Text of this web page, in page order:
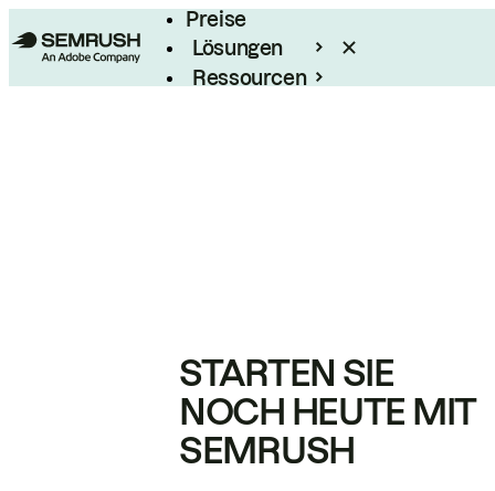
Preise
Lösungen
Ressourcen
STARTEN SIE
NOCH HEUTE MIT
SEMRUSH